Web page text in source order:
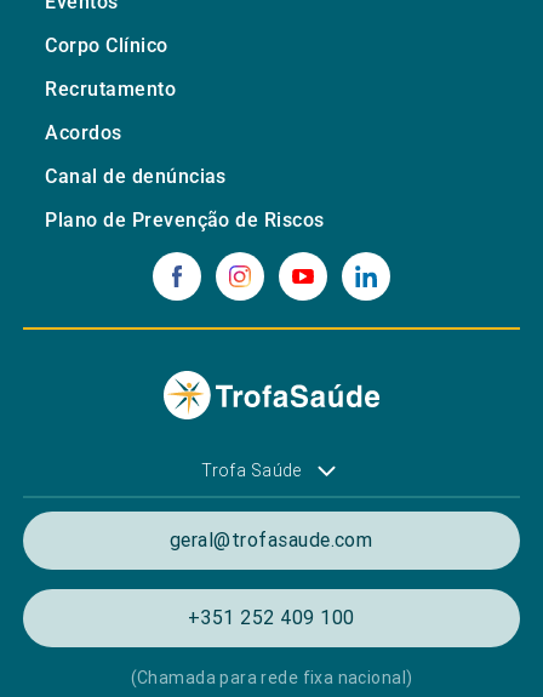
Corpo Clínico
Recrutamento
Acordos
Canal de denúncias
Plano de Prevenção de Riscos
Trofa Saúde
geral@trofasaude.com
+351 252 409 100
(Chamada para rede fixa nacional)